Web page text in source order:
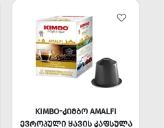
KIMBO-ᲙᲘᲛᲑᲝ AMALFI
ᲔᲕᲠᲝᲞᲣᲚᲘ ᲧᲐᲕᲘᲡ ᲙᲐᲤᲡᲣᲚᲐ